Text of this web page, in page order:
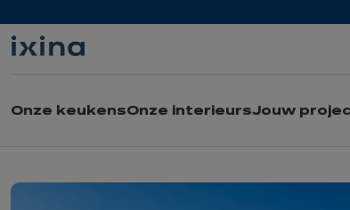
Onze keukensOnze interieursJouw